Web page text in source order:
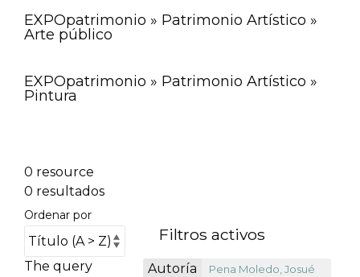
EXPOpatrimonio » Patrimonio Artístico »
Arte público
EXPOpatrimonio » Patrimonio Artístico »
Pintura
0 resource
0 resultados
Ordenar por
The query
Filtros activos
Autoría
Pena Moledo, Josué